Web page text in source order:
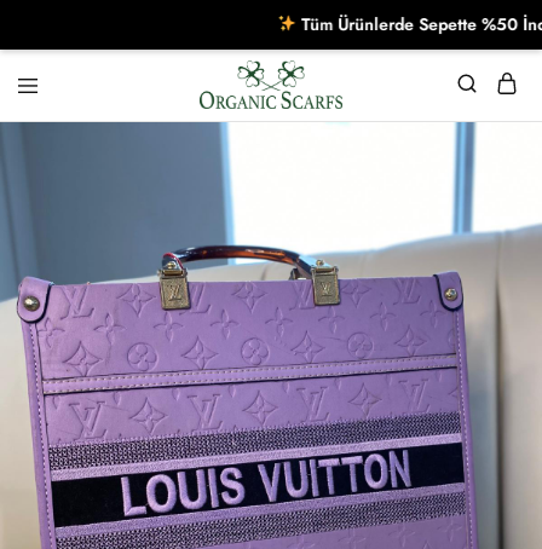
Organikscarf
Tüm Ürünlerde Sepette %50